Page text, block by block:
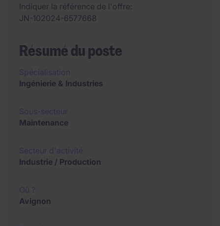
Indiquer la référence de l'offre
JN-102024-6577668
Résumé du poste
Ingénierie & Industries
Maintenance
Industrie / Production
Avignon